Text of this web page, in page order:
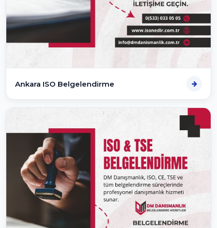
Ankara ISO Belgelendirme